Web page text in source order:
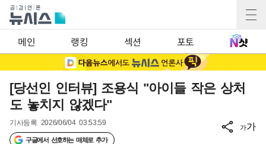
메인 랭킹 섹션 포토
[당선인 인터뷰] 조용식 "아이들 작은 상처
도 놓치지 않겠다"
기사등록 2026/06/04 03:53:59
구글에서 선호하는 매체로 추가
가가